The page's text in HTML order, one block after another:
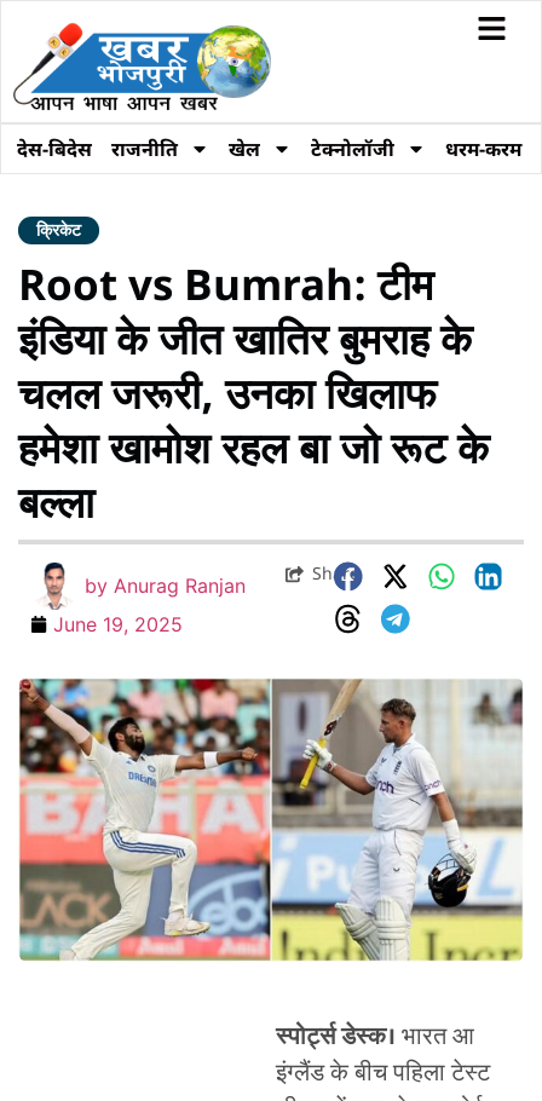
देस-बिदेस राजनीति खेल टेक्नोलॉजी धरम-करम
क्रिकेट
Root vs Bumrah: टीम
इंडिया के जीत खातिर बुमराह के
चलल जरूरी, उनका खिलाफ
हमेशा खामोश रहल बा जो रूट के
बल्ला
by Anurag Ranjan
June 19, 2025
Share
स्पोर्ट्स डेस्क। भारत आ
इंग्लैंड के बीच पहिला टेस्ट